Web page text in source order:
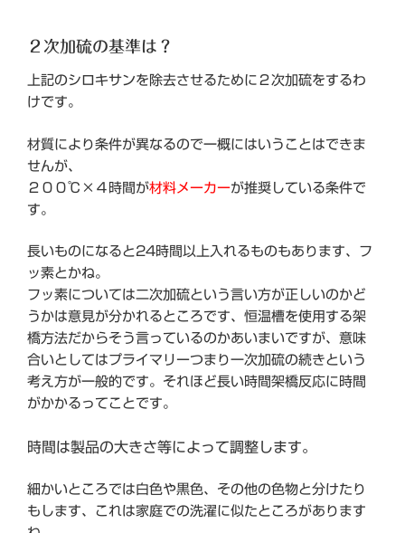
２次加硫の基準は？
上記のシロキサンを除去させるために２次加硫をするわ
けです。
材質により条件が異なるので一概にはいうことはできま
せんが、
２００℃×４時間が材料メーカーが推奨している条件で
す。
長いものになると24時間以上入れるものもあります、フ
ッ素とかね。
フッ素については二次加硫という言い方が正しいのかど
うかは意見が分かれるところです、恒温槽を使用する架
橋方法だからそう言っているのかあいまいですが、意味
合いとしてはプライマリーつまり一次加硫の続きという
考え方が一般的です。それほど長い時間架橋反応に時間
がかかるってことです。
時間は製品の大きさ等によって調整します。
細かいところでは白色や黒色、その他の色物と分けたり
もします、これは家庭での洗濯に似たところがあります